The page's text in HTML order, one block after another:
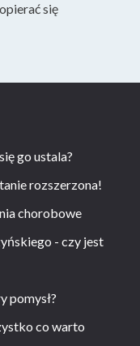
się
go ustala?
rozszerzona!
chorobowe
- czy jest
pomysł?
co warto